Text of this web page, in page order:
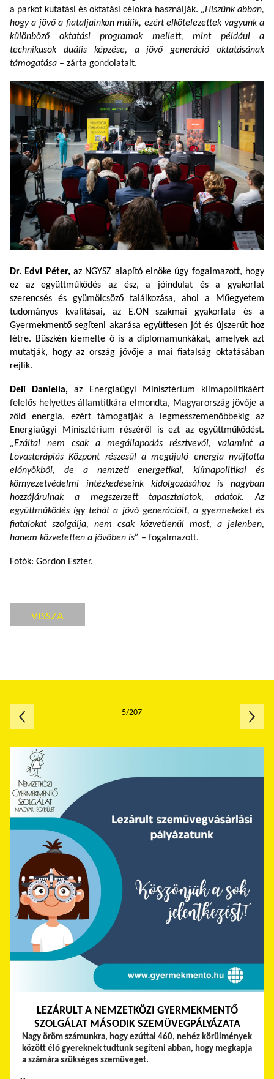
a parkot kutatási és oktatási célokra használják. „Hiszünk abban,
hogy a jövő a fiataljainkon múlik, ezért elkötelezettek vagyunk a
különböző oktatási programok mellett, mint például a
technikusok duális képzése, a jövő generáció oktatásának
támogatása – zárta gondolatait.
Dr. Edvi Péter, az NGYSZ alapító elnöke úgy fogalmazott, hogy
ez az együttműködés az ész, a jóindulat és a gyakorlat
szerencsés és gyümölcsöző találkozása, ahol a Műegyetem
tudományos kvalitásai, az E.ON szakmai gyakorlata és a
Gyermekmentő segíteni akarása együttesen jót és újszerűt hoz
létre. Büszkén kiemelte ő is a diplomamunkákat, amelyek azt
mutatják, hogy az ország jövője a mai fiatalság oktatásában
rejlik.
Deli Daniella,az Energiaügyi Minisztérium
klímapolitikáért
felelős helyettes államtitkára elmondta, Magyarország jövője a
zöld energia, ezért támogatják a legmesszemenőbbekig az
Energiaügyi Minisztérium részéről is ezt az együttműködést.
„Ezáltal nem csak a megállapodás résztvevői, valamint a
Lovasterápiás Központ részesül a megújuló energia nyújtotta
előnyökből, de a nemzeti energetikai, klímapolitikai és
környezetvédelmi intézkedéseink kidolgozásához is nagyban
hozzájárulnak a megszerzett tapasztalatok, adatok. Az
együttműködés így tehát a jövő generációit, a gyermekeket és
fiatalokat szolgálja, nem csak közvetlenül most, a jelenben,
hanem közvetetten a jövőben is” – fogalmazott.
Fotók: Gordon Eszter.
VISSZA
LEZÁRULT A NEMZETKÖZI GYERMEKMENTŐ
SZOLGÁLAT MÁSODIK SZEMÜVEGPÁLYÁZATA
Nagy öröm számunkra, hogy ezúttal 460, nehéz körülmények
között élő gyereknek tudtunk segíteni abban, hogy megkapja
a számára szükséges szemüveget.
5/207